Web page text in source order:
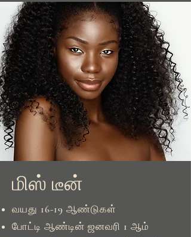
மிஸ் டீன்
வயது 16-19 ஆண்டுகள்
போட்டி ஆண்டின் ஜனவரி 1 ஆம்